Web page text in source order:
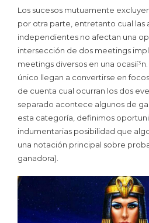
Los sucesos mutuamente
por otra parte, entretanto cual
independientes no afectan una
intersección de dos meetings
meetings diversos en una
único llegan a convertirse en
de cuenta cual ocurran los dos
separado acontece algunos de
esta categoría, definimos
indumentarias posibilidad que
una notación principal sobre
ganadora).